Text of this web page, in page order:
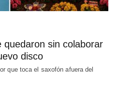
quedaron sin colaborar
disco
que toca el saxofón afuera del